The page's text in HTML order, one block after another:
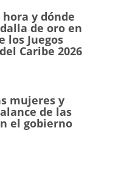
y dónde
de oro en
los Juegos
Caribe 2026
mujeres y
de las
el gobierno